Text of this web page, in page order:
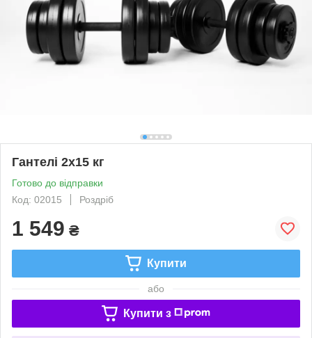
Гантелі 2х15 кг
Готово до відправки
Код: 02015
Роздріб
1 549 ₴
Купити
або
Купити з